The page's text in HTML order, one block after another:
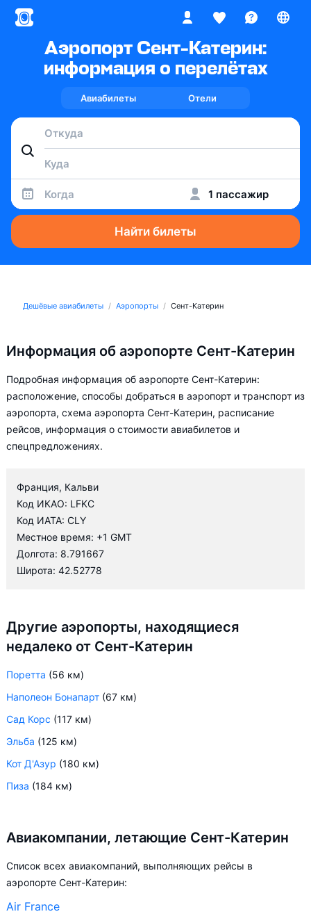
Аэропорт Сент-Катерин:
информация о перелётах
Авиабилеты Отели
Когда 1 пассажир
Найти билеты
Дешёвые авиабилеты Аэропорты Сент-Катерин
Информация об аэропорте Сент-Катерин
Подробная информация об аэропорте Сент-Катерин:
расположение, способы добраться в аэропорт и транспорт из
аэропорта, схема аэропорта Сент-Катерин, расписание
рейсов, информация о стоимости авиабилетов и
спецпредложениях.
Франция, Кальви
Код ИКАО: LFKC
Код ИАТА: CLY
Местное время: +1 GMT
Долгота: 8.791667
Широта: 42.52778
Другие аэропорты, находящиеся
недалеко от Сент-Катерин
Поретта (56 км)
Наполеон Бонапарт (67 км)
Сад Корс (117 км)
Эльба (125 км)
Кот Д'Азур (180 км)
Пиза (184 км)
Авиакомпании, летающие Сент-Катерин
Список всех авиакомпаний, выполняющих рейсы в
аэропорте Сент-Катерин:
Air France